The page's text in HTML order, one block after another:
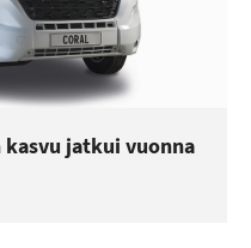
jatkui vuonna